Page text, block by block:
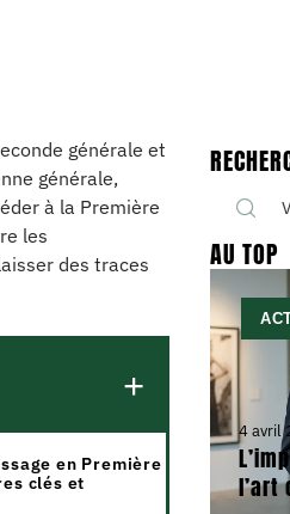
générale et
générale,
à la Première
les
des traces
en Première
clés et
AU TOP
4 avril
l’art